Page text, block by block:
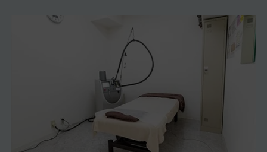
美容医療医師の転職お役立ちコンテンツ
美容クリニック見学・研修情報
美容外科・美容皮膚科の医師転職体験談
美容クリニックインタビュー
美容医療の転職お役立ち記事